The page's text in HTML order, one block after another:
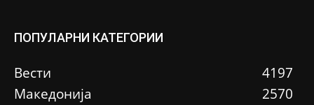
ПОПУЛАРНИ КАТЕГОРИИ
Вести
4197
Македонија
2570